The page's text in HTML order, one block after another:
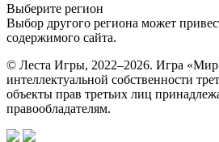
Выберите регион
Выбор другого региона может
содержимого сайта.
© Леста Игры, 2022–2026. Игра «Мир
интеллектуальной собственности
объекты прав третьих лиц
правообладателям.